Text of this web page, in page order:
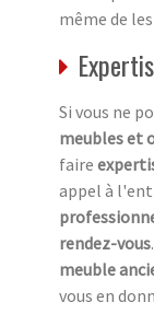
même de les
Si vous ne
meubles et
faire
appel à
rendez-vous
meuble
vous en